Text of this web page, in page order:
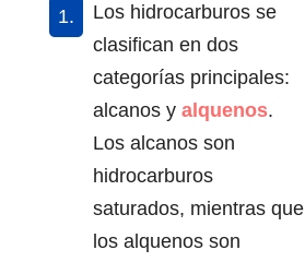
Los hidrocarburos se
clasifican en dos
categorías principales:
alcanos y alquenos.
Los alcanos son
hidrocarburos
saturados, mientras que
los alquenos son